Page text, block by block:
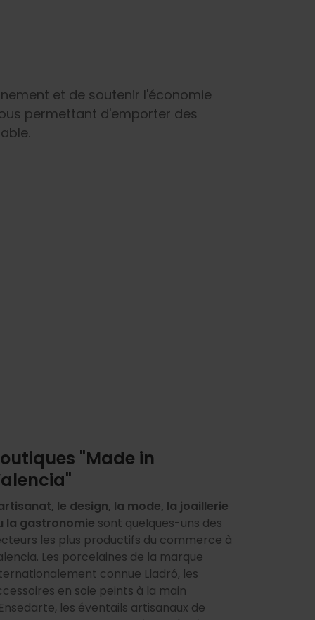
et de soutenir l'économie
permettant d'emporter des
"Made in
le design, la mode, la joaillerie
la gastronomie sont quelques-uns des
les plus productifs du commerce à
Les porcelaines de la marque
connue Lladró, les
en soie peints à la main
les éventails artisanaux de